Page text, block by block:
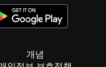
개념